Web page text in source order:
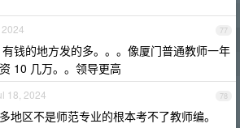
77
钱的地方发的多。。。像厦门普通教师一年
10 几万。。领导更高
78
18, 2024
地区不是师范专业的根本考不了教师编。